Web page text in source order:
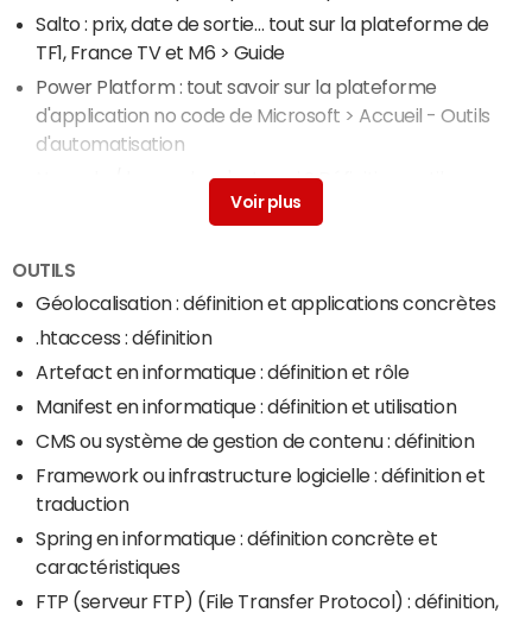
Salto : prix, date de sortie… tout sur la plateforme de
TF1, France TV et M6 > Guide
Power Platform : tout savoir sur la plateforme
d'application no code de Microsoft > Accueil - Outils
d'automatisation
No code / low code : c'est quoi ? Définition, outils
> Accueil - Outils d'automatisation
documentaire de Microsoft
collaboratifs
Marketplace : qu'est-ce que c'est ? Comment y
accéder ?
> Guide
OUTILS
Géolocalisation : définition et applications concrètes
.htaccess : définition
Artefact en informatique : définition et rôle
Manifest en informatique : définition et utilisation
CMS ou système de gestion de contenu : définition
Framework ou infrastructure logicielle : définition et
traduction
Spring en informatique : définition concrète et
caractéristiques
FTP (serveur FTP) (File Transfer Protocol) : définition,